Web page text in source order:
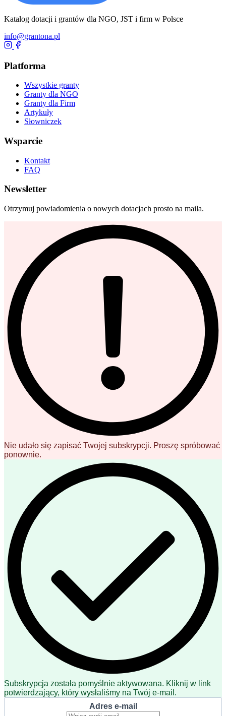
Katalog dotacji i grantów dla NGO, JST i firm w Polsce
info@grantona.pl
Platforma
Wszystkie granty
Granty dla NGO
Granty dla Firm
Artykuły
Słowniczek
Wsparcie
Kontakt
FAQ
Newsletter
Otrzymuj powiadomienia o nowych dotacjach prosto na maila.
Nie udało się zapisać Twojej subskrypcji. Proszę spróbować
ponownie.
Subskrypcja została pomyślnie aktywowana. Kliknij w link
potwierdzający, który wysłaliśmy na Twój e-mail.
Adres e-mail